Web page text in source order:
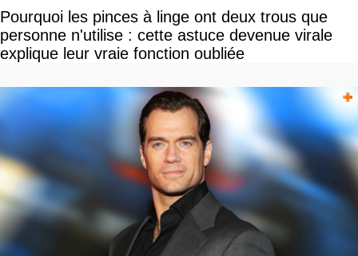
Pourquoi les pinces à linge ont deux trous que
personne n'utilise : cette astuce devenue virale
explique leur vraie fonction oubliée